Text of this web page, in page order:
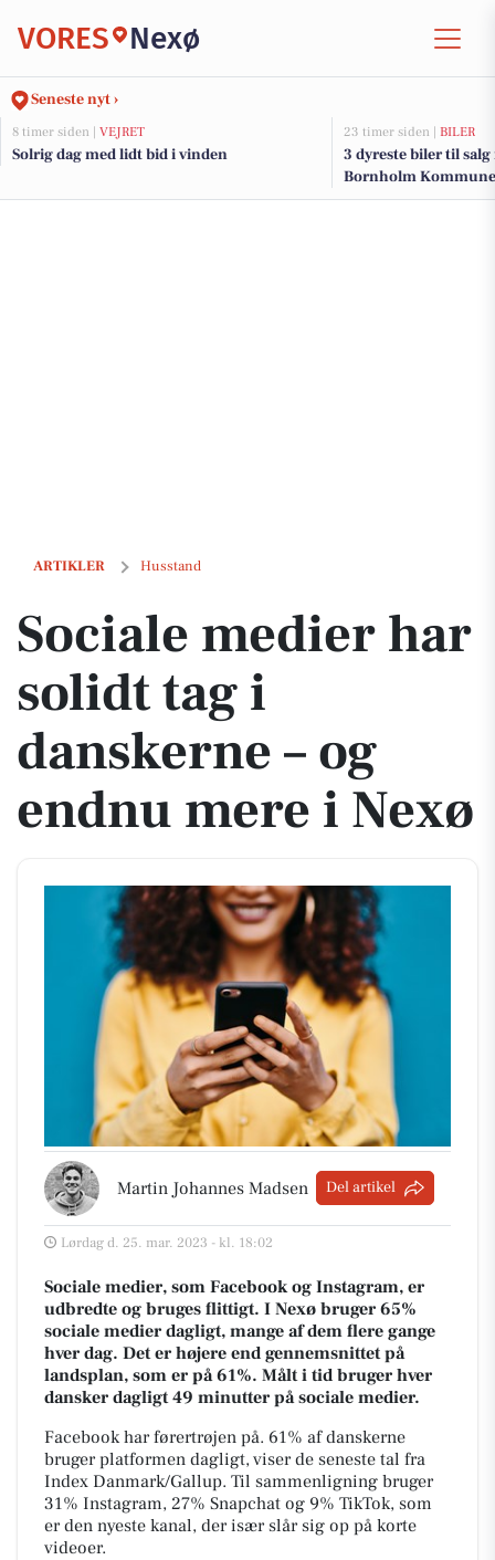
VORES Nexø
Seneste nyt ›
8 timer siden | VEJRET
Solrig dag med lidt bid i vinden
23 timer siden | BILER
3 dyreste biler til
Bornholm Kommune
ARTIKLER Husstand
Sociale medier har solidt tag i danskerne – og endnu mere i Nexø
Sociale medier har
solidt tag i
danskerne – og
endnu mere i Nexø
Martin Johannes Madsen Del artikel
Lørdag d. 25. mar. 2023 - kl. 18:02
Sociale medier, som Facebook og Instagram, er
udbredte og bruges flittigt. I Nexø bruger 65%
sociale medier dagligt, mange af dem flere gange
hver dag. Det er højere end gennemsnittet på
landsplan, som er på 61%. Målt i tid bruger hver
dansker dagligt 49 minutter på sociale medier.
Facebook har førertrøjen på. 61% af danskerne
bruger platformen dagligt, viser de seneste tal fra
Index Danmark/Gallup. Til sammenligning bruger
31% Instagram, 27% Snapchat og 9% TikTok, som
er den nyeste kanal, der især slår sig op på korte
videoer.